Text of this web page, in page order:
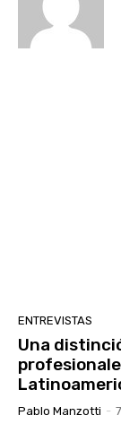
ENTREVISTAS
Una
Pablo Manzotti -